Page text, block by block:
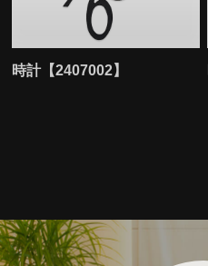
時計【2407002】